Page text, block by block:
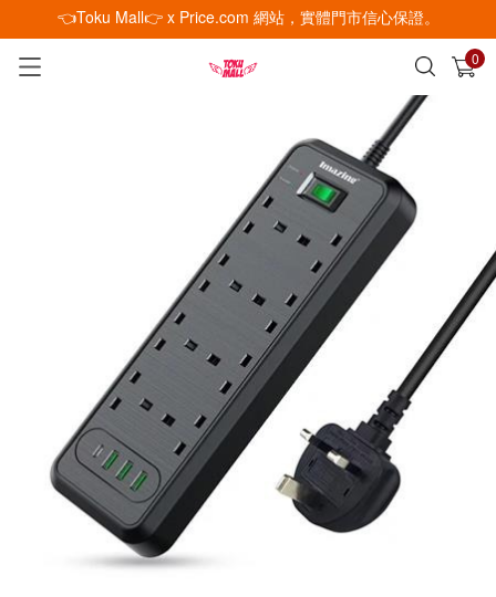
👈Toku Mall👉 x Price.com 網站，實體門市信心保證。
0
已加入購物車 查看